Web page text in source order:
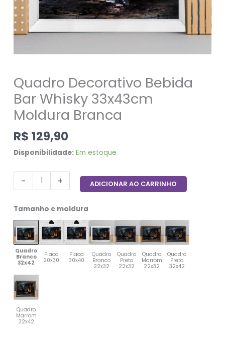
Quadro Decorativo Bebida
Bar Whisky 33x43cm
Moldura Branca
R$ 129,90
Disponibilidade: Em estoque
- + ADICIONAR AO CARRINHO
Tamanho e moldura
Quadro
Branco
32x42
Placa
20x30
Placa
30x40
Quadro
Branco
22x32
Quadro
Preto
22x32
Quadro
Marrom
22x32
Quadro
Preto
32x42
Quadro
Marrom
32x42